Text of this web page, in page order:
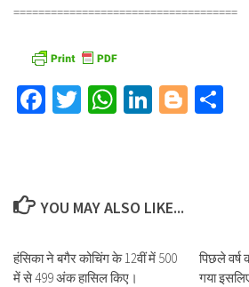
====================================
Facebook
TwitterWhatsApp
LinkedIn
YOU MAY ALSO LIKE...
हंसिका ने बगैर कोचिंग के 12वीं में 500
में से 499 अंक हासिल किए।
पिछले वर्ष
गया